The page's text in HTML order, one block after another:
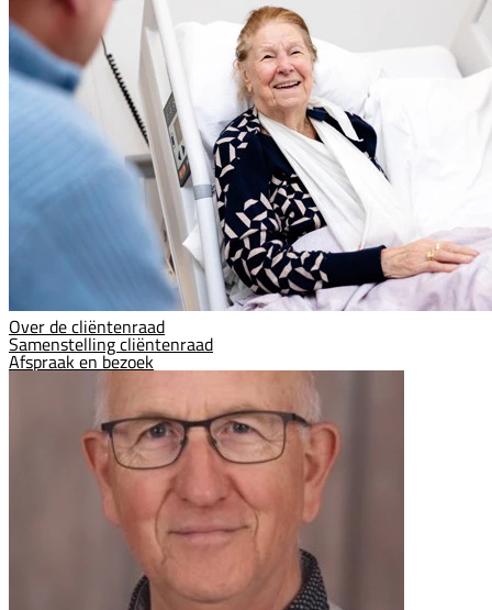
Over de cliëntenraad
Samenstelling cliëntenraad
Afspraak en bezoek